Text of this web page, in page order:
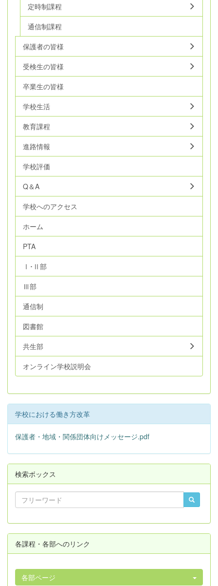
定時制課程
通信制課程
保護者の皆様
受検生の皆様
卒業生の皆様
学校生活
教育課程
進路情報
学校評価
Q＆A
学校へのアクセス
ホーム
PTA
Ⅰ･Ⅱ部
Ⅲ部
通信制
図書館
共生部
オンライン学校説明会
学校における働き方改革
保護者・地域・関係団体向けメッセージ.pdf
検索ボックス
各課程・各部へのリンク
各部ページ